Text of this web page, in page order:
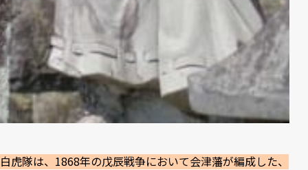
白虎隊は、1868年の戊辰戦争において会津藩が編成した、